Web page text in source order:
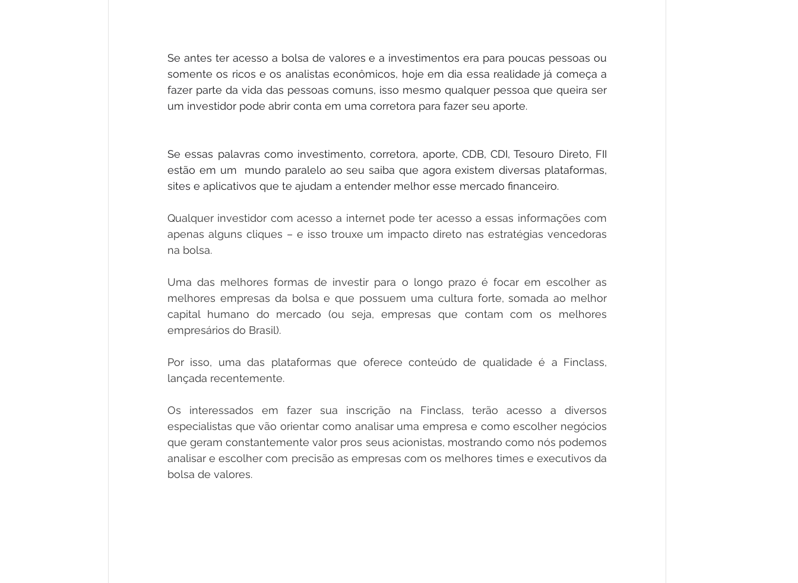
Se antes ter acesso a bolsa de valores e a investimentos era para poucas pessoas ou
somente os ricos e os analistas econômicos, hoje em dia essa realidade já começa a
fazer parte da vida das pessoas comuns, isso mesmo qualquer pessoa que queira ser
um investidor pode abrir conta em uma corretora para fazer seu aporte.
Se essas palavras como investimento, corretora, aporte, CDB, CDI, Tesouro Direto, FII
estão em um  mundo paralelo ao seu saiba que agora existem diversas plataformas,
sites e aplicativos que te ajudam a entender melhor esse mercado financeiro.
Qualquer investidor com acesso a internet pode ter acesso a essas informações com
apenas alguns cliques – e isso trouxe um impacto direto nas estratégias vencedoras
na bolsa.
Uma das melhores formas de investir para o longo prazo é focar em escolher as
melhores empresas da bolsa e que possuem uma cultura forte, somada ao melhor
capital humano do mercado (ou seja, empresas que contam com os melhores
empresários do Brasil).
Por isso, uma das plataformas que oferece conteúdo de qualidade é a Finclass,
lançada recentemente.
Os interessados em fazer sua inscrição na Finclass,
especialistas que vão orientar como analisar uma empresa e como escolher negócios
que geram constantemente valor pros seus acionistas, mostrando como nós podemos
analisar e escolher com precisão as empresas com os melhores times e executivos da
bolsa de valores.